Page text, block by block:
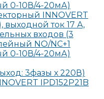
INNOVERT
выходной ток 17 А,
входов (3
NO/NC+1
0-10В/4-20мА)
3фазы х 220В)
IPD152P21B